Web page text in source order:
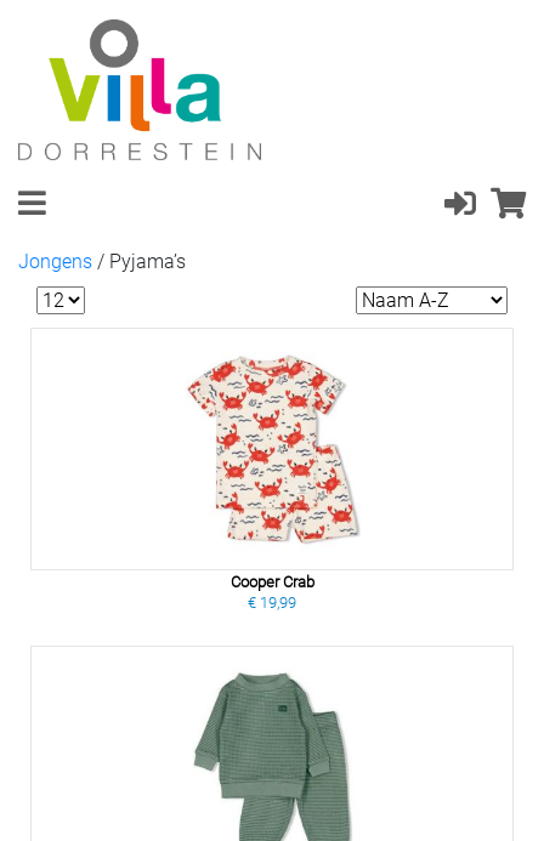
Jongens / Pyjama’s
Cooper Crab
€ 19,99